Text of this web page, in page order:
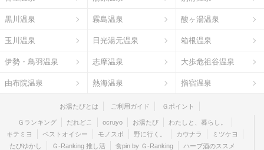
黒川温泉 霧島温泉 酸ヶ湯温泉
玉川温泉 日光湯元温泉 箱根温泉
伊勢・鳥羽温泉 志摩温泉 大歩危祖谷温泉
由布院温泉 熱海温泉 指宿温泉
お湯たびとは ご利用ガイド Ｇポイント
Ｇランキング だれどこ ocruyo お湯たび
わたしと、暮らし。
キテミヨ
ベストオイシー モノスポ 野に行く。 カウナラ
ミツケヨ
たびゆかし
Ｇ-Ranking 推し活 食pin by Ｇ-Ranking ハーブ酒のススメ